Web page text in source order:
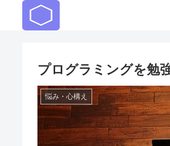
プログラミングを勉
悩み・心構え